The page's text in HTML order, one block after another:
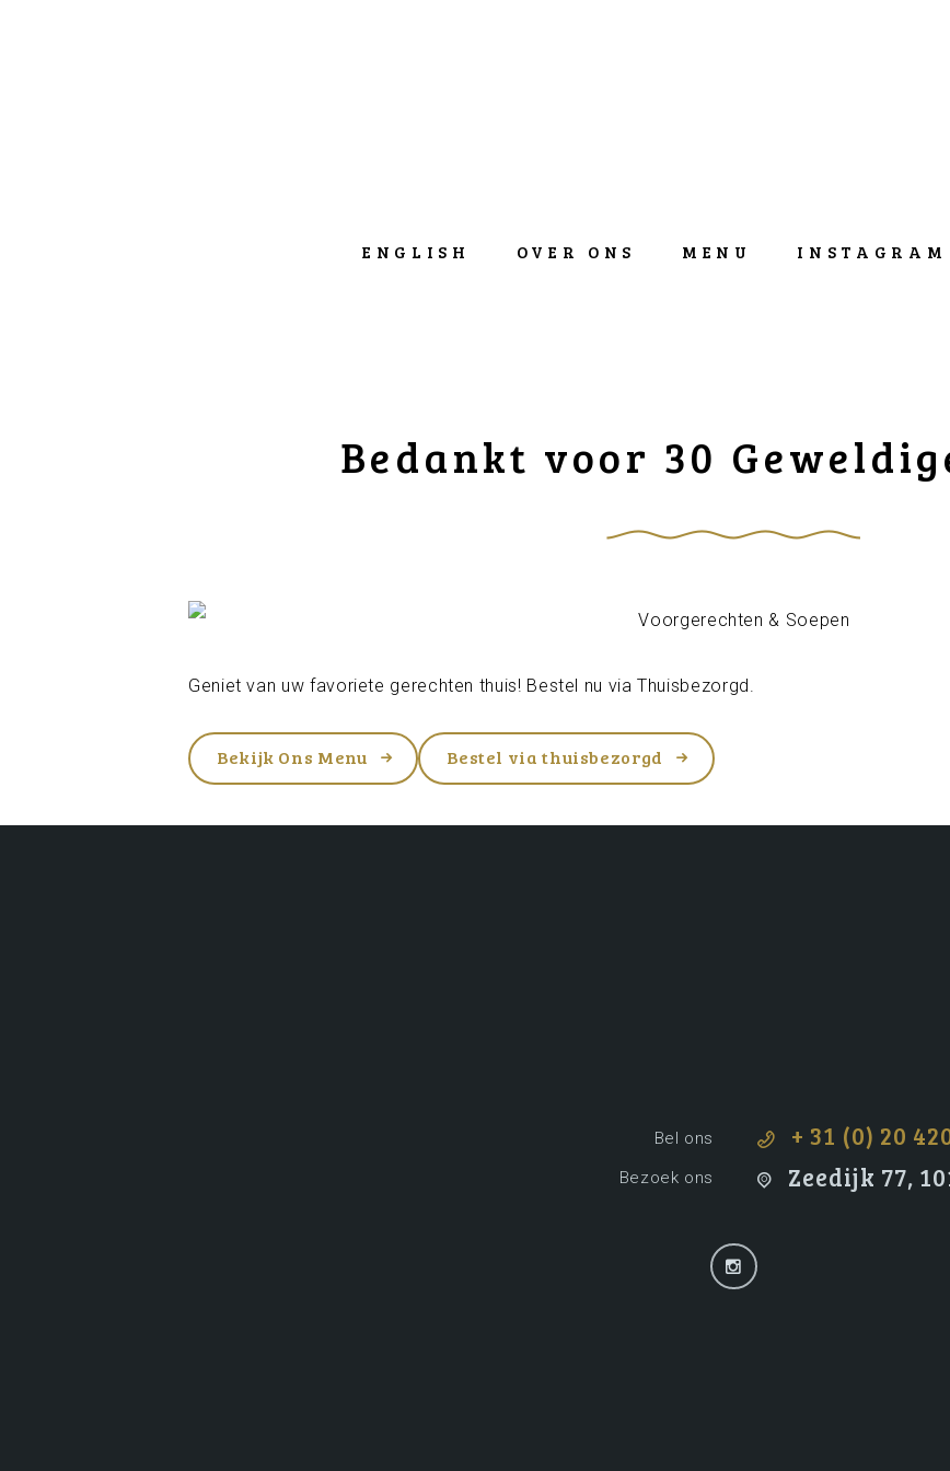
ENGLISH OVER ONS MENU INSTAGRAM
Bedankt voor 30
Geniet van uw favoriete gerechten thuis! Bestel nu viaThuisbezorgd .
Bekijk Ons Menu Bestel via thuisbezorgd
+ 31 (0) 20
Zeedijk 77,
Bel ons
Bezoek ons